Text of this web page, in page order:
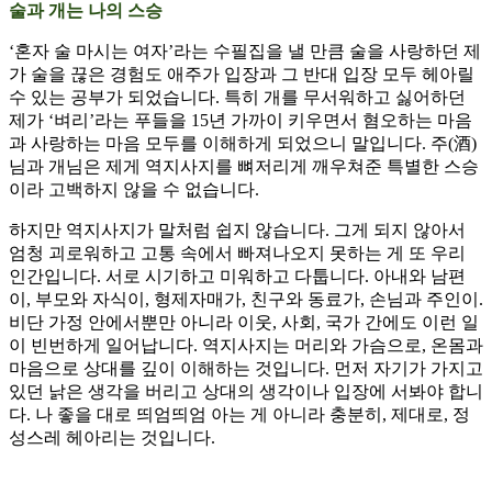
술과 개는 나의 스승
‘혼자 술 마시는 여자’라는 수필집을 낼 만큼 술을 사랑하던 제
가 술을 끊은 경험도 애주가 입장과 그 반대 입장 모두 헤아릴
수 있는 공부가 되었습니다. 특히 개를 무서워하고 싫어하던
제가 ‘벼리’라는 푸들을 15년 가까이 키우면서 혐오하는 마음
과 사랑하는 마음 모두를 이해하게 되었으니 말입니다. 주(酒)
님과 개님은 제게 역지사지를 뼈저리게 깨우쳐준 특별한 스승
이라 고백하지 않을 수 없습니다.
하지만 역지사지가 말처럼 쉽지 않습니다. 그게 되지 않아서
엄청 괴로워하고 고통 속에서 빠져나오지 못하는 게 또 우리
인간입니다. 서로 시기하고 미워하고 다툽니다. 아내와 남편
이, 부모와 자식이, 형제자매가, 친구와 동료가, 손님과 주인이.
비단 가정 안에서뿐만 아니라 이웃, 사회, 국가 간에도 이런 일
이 빈번하게 일어납니다. 역지사지는 머리와 가슴으로, 온몸과
마음으로 상대를 깊이 이해하는 것입니다. 먼저 자기가 가지고
있던 낡은 생각을 버리고 상대의 생각이나 입장에 서봐야 합니
다. 나 좋을 대로 띄엄띄엄 아는 게 아니라 충분히, 제대로, 정
성스레 헤아리는 것입니다.